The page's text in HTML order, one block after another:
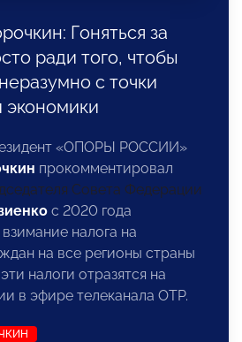
Гоняться за
ради того, чтобы
с точки
экономики
«ОПОРЫ РОССИИ»
прокомментировал
Совета Федерации
с 2020 года
налога на
на все регионы страны
налоги отразятся на
в эфире телеканала ОТР.